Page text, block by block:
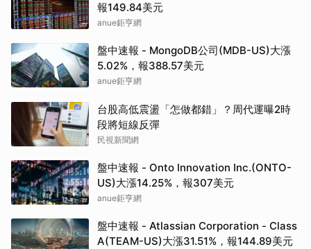
報149.84美元
anue鉅亨網
盤中速報 - MongoDB公司(MDB-US)大漲
5.02%，報388.57美元
anue鉅亨網
台股高低震盪「怎做都錯」？周代運曝2時
段將短線反彈
民視新聞網
盤中速報 - Onto Innovation Inc.(ONTO-
US)大漲14.25%，報307美元
anue鉅亨網
盤中速報 - Atlassian Corporation - Class
A(TEAM-US)大漲31.51%，報144.89美元